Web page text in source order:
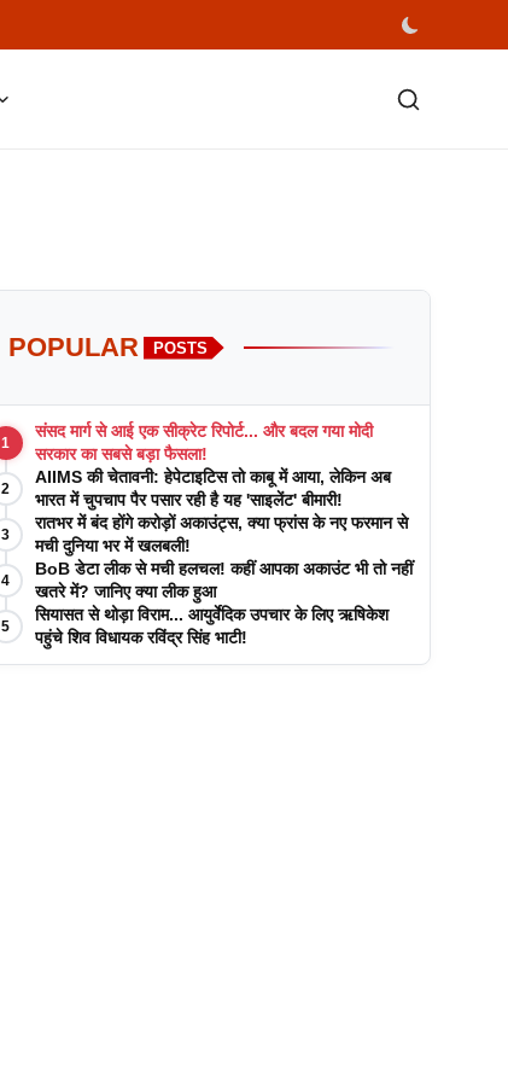
POPULAR POSTS
1
संसद मार्ग से आई एक सीक्रेट रिपोर्ट... और बदल गया मोदी
सरकार का सबसे बड़ा फैसला!
2
AIIMS की चेतावनी: हेपेटाइटिस तो काबू में आया, लेकिन अब
भारत में चुपचाप पैर पसार रही है यह 'साइलेंट' बीमारी!
3
रातभर में बंद होंगे करोड़ों अकाउंट्स, क्या फ्रांस के नए फरमान से
मची दुनिया भर में खलबली!
4
BoB डेटा लीक से मची हलचल! कहीं आपका अकाउंट भी तो नहीं
खतरे में? जानिए क्या लीक हुआ
5
सियासत से थोड़ा विराम... आयुर्वेदिक उपचार के लिए ऋषिकेश
पहुंचे शिव विधायक रविंद्र सिंह भाटी!